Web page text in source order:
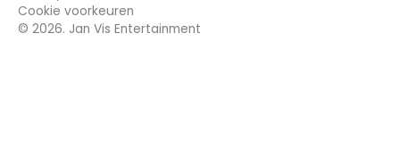
Cookie voorkeuren
© 2026. Jan Vis Entertainment